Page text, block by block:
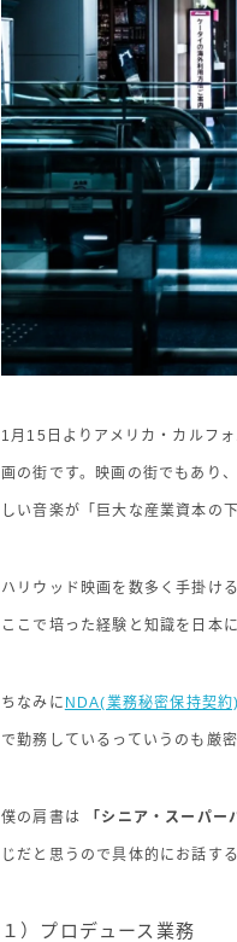
1月15日よりアメリカ・カルフ
画の街です。映画の街でもあり
しい音楽が「巨大な産業資本の
ハリウッド映画を数多く手掛け
ここで培った経験と知識を日本
ちなみに NDA(業務秘密保持契
で勤務しているっていうのも厳
僕の肩書は 「シニア・スーパー
じだと思うので具体的にお話す
１）プロデュース業務